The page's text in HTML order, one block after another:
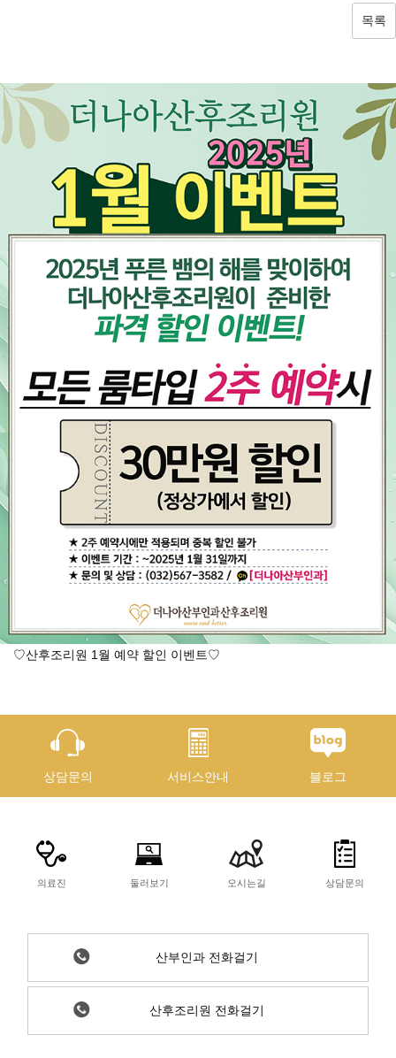
목록
♡산후조리원 1월 예약 할인 이벤트♡
상담문의 서비스안내 블로그
의료진 둘러보기 오시는길 상담문의
산부인과 전화걸기
산후조리원 전화걸기